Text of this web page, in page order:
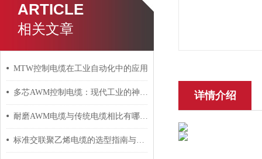
ARTICLE
相关文章
MTW控制电缆在工业自动化中的应用
多芯AWM控制电缆：现代工业的神经脉络
耐磨AWM电缆与传统电缆相比有哪些优势？
标准交联聚乙烯电缆的选型指南与设计要点
详情介绍